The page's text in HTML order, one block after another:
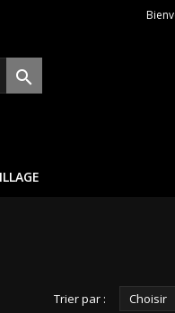

Trier par : Choisir